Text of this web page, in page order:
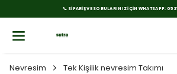
📞 SIPARIŞ VE SORULARINIZ İÇIN WHATSAPP:
Nevresim Tek Kişilik nevresim Takımı